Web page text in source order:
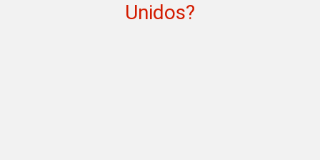
Unidos?